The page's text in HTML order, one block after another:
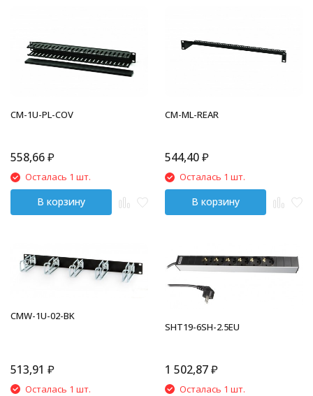
CM-1U-PL-COV
558,66₽
Осталась 1 шт.
В корзину
CM-ML-REAR
544,40₽
Осталась 1 шт.
В корзину
CMW-1U-02-BK
513,91 ₽
Осталась 1 шт.
SHT19-6SH-2.5EU
1 502,87₽
Осталась 1 шт.